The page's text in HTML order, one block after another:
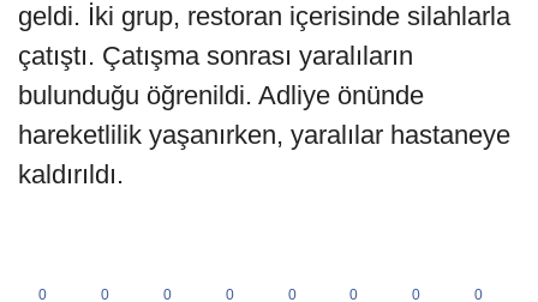
geldi. İki grup, restoran içerisinde silahlarla
çatıştı. Çatışma sonrası yaralıların
bulunduğu öğrenildi. Adliye önünde
hareketlilik yaşanırken, yaralılar hastaneye
kaldırıldı.